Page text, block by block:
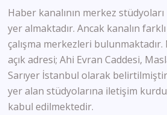
Haber kanalının merkez stüdyoları
yer almaktadır. Ancak kanalın
çalışma merkezleri bulunmaktadır.
açık adresi; Ahi Evran Caddesi,
Sarıyer İstanbul olarak
yer alan stüdyolarına iletişim
kabul edilmektedir.